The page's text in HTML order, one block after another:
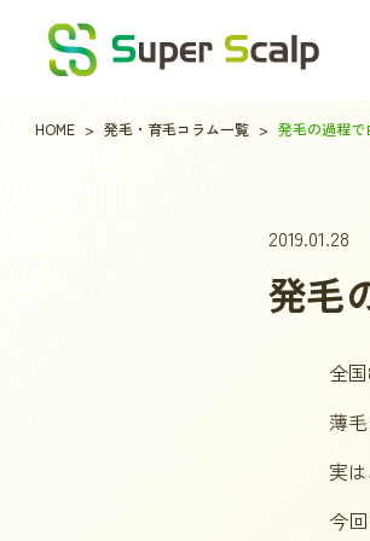
HOME 発毛・育毛コラム一覧 発毛の過程で
2019.01.28
発毛
全
薄
実
今